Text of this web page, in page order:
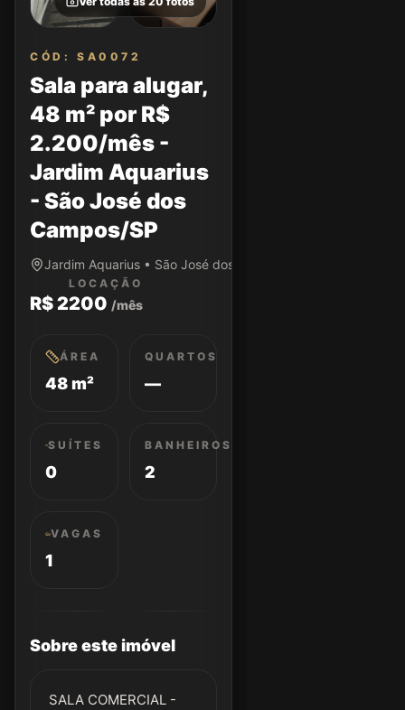
CÓD: SA0072
Sala para alugar,
48 m² por R$
2.200/mês -
Jardim Aquarius
- São José dos
Campos/SP
Jardim Aquarius • São José dos Campos/SP
LOCAÇÃO
R$ 2200 /mês
ÁREA
48 m²
QUARTOS
—
SUÍTES
0
BANHEIROS
2
VAGAS
1
Sobre este imóvel
SALA COMERCIAL -